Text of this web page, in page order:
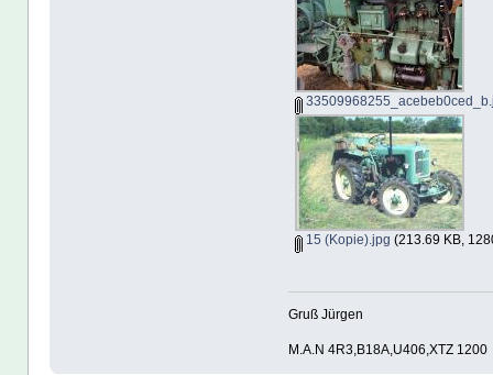
15 (Kopie).jpg (213.69 KB,
Gruß Jürgen
M.A.N 4R3,B18A,U406,XTZ 1200